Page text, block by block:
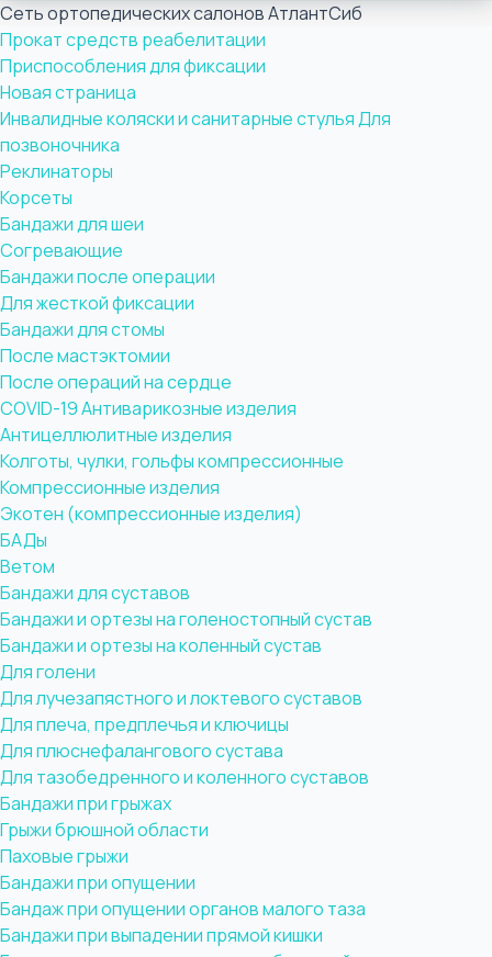
Сеть ортопедических салонов АтлантСиб
Прокат средств реабелитации
Приспособления для фиксации
Новая страница
Инвалидные коляски и санитарные стульяДля
позвоночника
Реклинаторы
Корсеты
Бандажи для шеи
Согревающие
Бандажи после операции
Для жесткой фиксации
Бандажи для стомы
После мастэктомии
После операций на сердце
COVID-19Антиварикозные изделия
Антицеллюлитные изделия
Колготы, чулки, гольфы компрессионные
Компрессионные изделия
Экотен (компрессионные изделия)
БАДы
Ветом
Бандажи для суставов
Бандажи и ортезы на голеностопный сустав
Бандажи и ортезы на коленный сустав
Для голени
Для лучезапястного и локтевого суставов
Для плеча, предплечья и ключицы
Для плюснефалангового сустава
Для тазобедренного и коленного суставов
Бандажи при грыжах
Грыжи брюшной области
Паховые грыжи
Бандажи при опущении
Бандаж при опущении органов малого таза
Бандажи при выпадении прямой кишки